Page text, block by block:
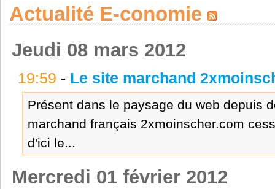
Actualité E-conomie
Jeudi 08 mars 2012
19:59 - Le site marchand
Présent dans le paysage du web depuis
marchand français 2xmoinscher.com
d'ici le...
Mercredi 01 février 2012